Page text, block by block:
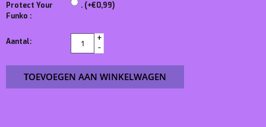
Protect Your
Funko :
. (+€0,99)
Aantal:
+
-
TOEVOEGEN AAN WINKELWAGEN